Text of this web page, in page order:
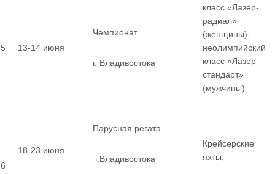
5 13-14 июня
Чемпионат
г. Владивостока
класс «Лазер-
радиал»
(женщины),
неолимпийский
класс «Лазер-
стандарт»
(мужчины)
6
18-23 июня
Парусная регата
г.Владивостока
Крейсерские
яхты,